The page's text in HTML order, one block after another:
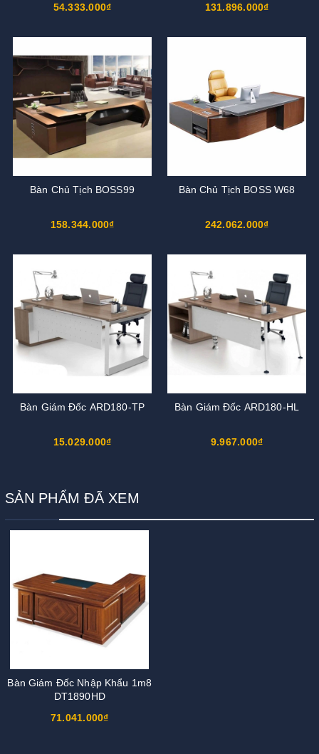
54.333.000₫ 131.896.000₫
Bàn Chủ Tịch BOSS99
158.344.000₫
Bàn Chủ Tịch BOSS W68
242.062.000₫
Bàn Giám Đốc ARD180-TP
15.029.000₫
Bàn Giám Đốc ARD180-HL
9.967.000₫
SẢN PHẨM ĐÃ XEM
Bàn Giám Đốc Nhập Khẩu 1m8
DT1890HD
71.041.000₫